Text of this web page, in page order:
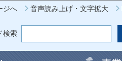
ジへ 音声読み上げ・文字拡大
検索